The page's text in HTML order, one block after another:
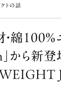
トの話
綿100％
から新登